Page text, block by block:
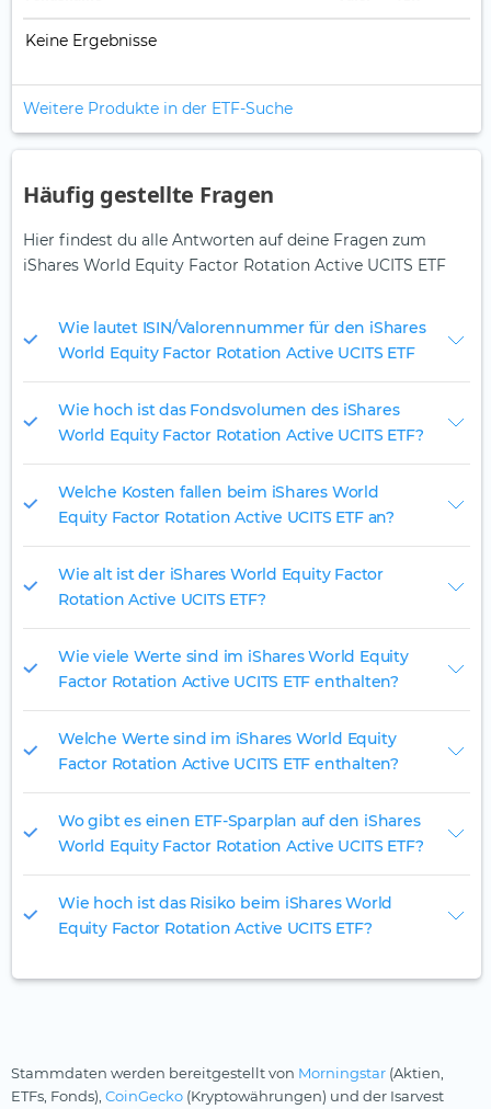
Keine Ergebnisse
Weitere Produkte in der ETF-Suche
Häufig gestellte Fragen
Hier findest du alle Antworten auf deine Fragen zum
iShares World Equity Factor Rotation Active UCITS ETF
Wie lautet ISIN/Valorennummer für den iShares
World Equity Factor Rotation Active UCITS ETF
Wie hoch ist das Fondsvolumen des iShares
World Equity Factor Rotation Active UCITS ETF?
Welche Kosten fallen beim iShares World
Equity Factor Rotation Active UCITS ETF an?
Wie alt ist der iShares World Equity Factor
Rotation Active UCITS ETF?
Wie viele Werte sind im iShares World Equity
Factor Rotation Active UCITS ETF enthalten?
Welche Werte sind im iShares World Equity
Factor Rotation Active UCITS ETF enthalten?
Wo gibt es einen ETF-Sparplan auf den iShares
World Equity Factor Rotation Active UCITS ETF?
Wie hoch ist das Risiko beim iShares World
Equity Factor Rotation Active UCITS ETF?
Stammdaten werden bereitgestellt von Morningstar (Aktien,
ETFs, Fonds), CoinGecko (Kryptowährungen) und der Isarvest